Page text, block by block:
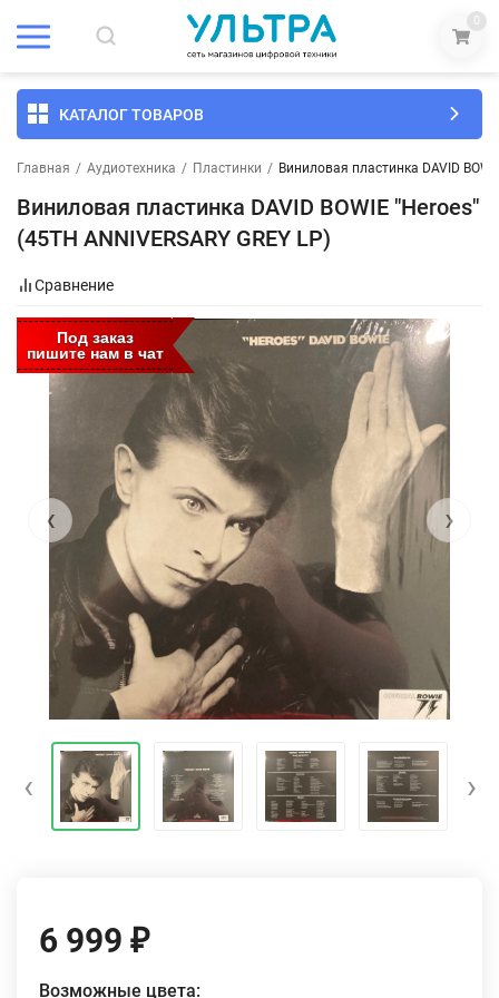
0
КАТАЛОГ ТОВАРОВ
Главная / Аудиотехника / Пластинки / Виниловая пластинка DAVID
Виниловая пластинка DAVID BOWIE "Heroes"
(45TH ANNIVERSARY GREY LP)
Сравнение
‹ ›
‹ ›
Под заказ
пишите нам в чат
6 999 ₽
Возможные цвета: